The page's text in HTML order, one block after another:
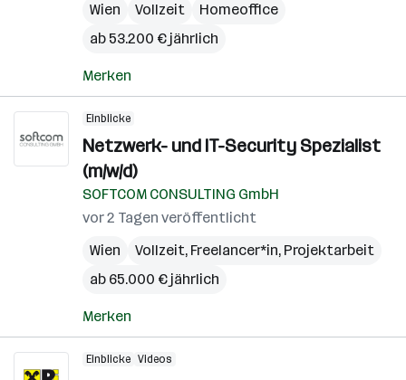
Wien
Vollzeit
Homeoffice
ab 53.200 € jährlich
Merken
Einblicke
Netzwerk- und IT-Security Spezialist
(m/w/d)
SOFTCOM CONSULTING GmbH
vor 2 Tagen veröffentlicht
Wien
Vollzeit, Freelancer*in, Projektarbeit
ab 65.000 € jährlich
Merken
Einblicke Videos